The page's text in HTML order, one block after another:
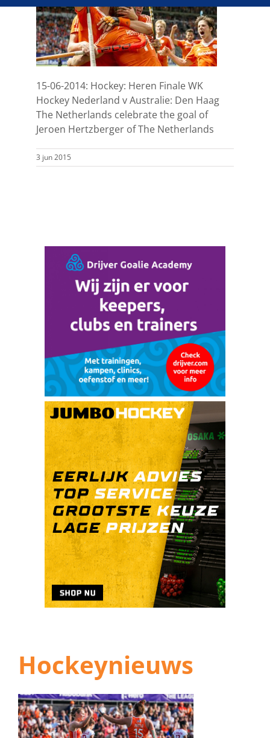
15-06-2014: Hockey: Heren Finale WK
Hockey Nederland v Australie: Den Haag
The Netherlands celebrate the goal of
Jeroen Hertzberger of The Netherlands
3 jun 2015
Hockeynieuws